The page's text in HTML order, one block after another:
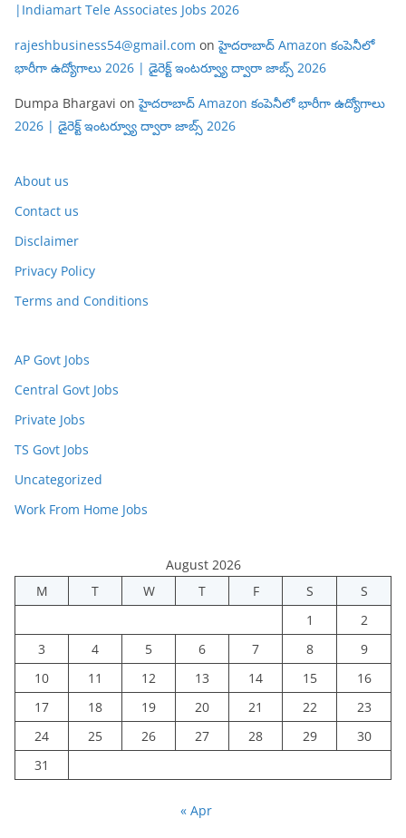
|Indiamart Tele Associates Jobs 2026
rajeshbusiness54@gmail.com onహైదరాబాద్ Amazon కంపెనీలో
భారీగా ఉద్యోగాలు 2026 | డైరెక్ట్ ఇంటర్వ్యూ ద్వారా జాబ్స్ 2026
Dumpa Bhargavi onహైదరాబాద్ Amazon కంపెనీలో భారీగా ఉద్యోగాలు
2026 | డైరెక్ట్ ఇంటర్వ్యూ ద్వారా జాబ్స్ 2026
About us
Contact us
Disclaimer
Privacy Policy
Terms and Conditions
AP Govt Jobs
Central Govt Jobs
Private Jobs
TS Govt Jobs
Uncategorized
Work From Home Jobs
August 2026
M
T W T F S
S
1
2
3
4 5 6 7 8
9
10
11 12 13 14 15
16
17
18 19 20 21 22
23
24
25 26 27 28 29
30
31
« Apr